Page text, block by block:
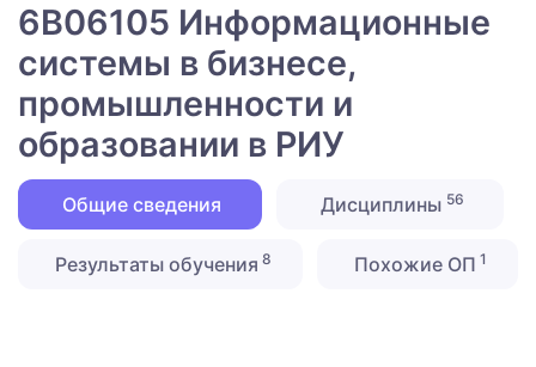
6B06105 Информационные
системы в бизнесе,
промышленности и
образовании в РИУ
Общие сведения Дисциплины 56
Результаты обучения 8 Похожие ОП 1